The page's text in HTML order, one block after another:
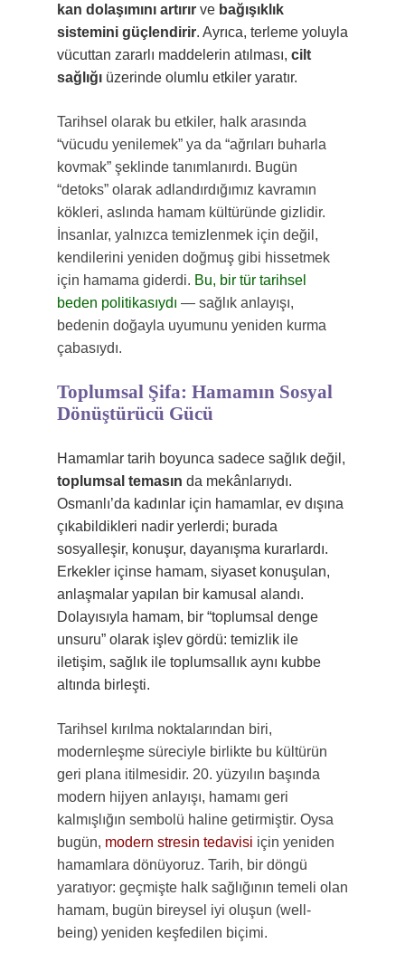
kan dolaşımını artırır ve bağışıklık
sistemini güçlendirir. Ayrıca, terleme yoluyla
vücuttan zararlı maddelerin atılması, cilt
sağlığı üzerinde olumlu etkiler yaratır.
Tarihsel olarak bu etkiler, halk arasında
“vücudu yenilemek” ya da “ağrıları buharla
kovmak” şeklinde tanımlanırdı. Bugün
“detoks” olarak adlandırdığımız kavramın
kökleri, aslında hamam kültüründe gizlidir.
İnsanlar, yalnızca temizlenmek için değil,
kendilerini yeniden doğmuş gibi hissetmek
için hamama giderdi. Bu, bir tür tarihsel
beden politikasıydı — sağlık anlayışı,
bedenin doğayla uyumunu yeniden kurma
çabasıydı.
Toplumsal Şifa: Hamamın Sosyal
Dönüştürücü Gücü
Hamamlar tarih boyunca sadece sağlık değil,
toplumsal temasın da mekânlarıydı.
Osmanlı’da kadınlar için hamamlar, ev dışına
çıkabildikleri nadir yerlerdi; burada
sosyalleşir, konuşur, dayanışma kurarlardı.
Erkekler içinse hamam, siyaset konuşulan,
anlaşmalar yapılan bir kamusal alandı.
Dolayısıyla hamam, bir “toplumsal denge
unsuru” olarak işlev gördü: temizlik ile
iletişim, sağlık ile toplumsallık aynı kubbe
altında birleşti.
Tarihsel kırılma noktalarından biri,
modernleşme süreciyle birlikte bu kültürün
geri plana itilmesidir. 20. yüzyılın başında
modern hijyen anlayışı, hamamı geri
kalmışlığın sembolü haline getirmiştir. Oysa
bugün, modern stresin tedavisi için yeniden
hamamlara dönüyoruz. Tarih, bir döngü
yaratıyor: geçmişte halk sağlığının temeli olan
hamam, bugün bireysel iyi oluşun (well-
being) yeniden keşfedilen biçimi.